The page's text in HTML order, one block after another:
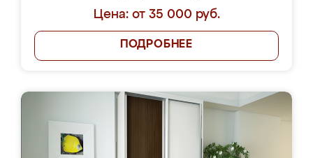
Цена: от 35 000 руб.
ПОДРОБНЕЕ